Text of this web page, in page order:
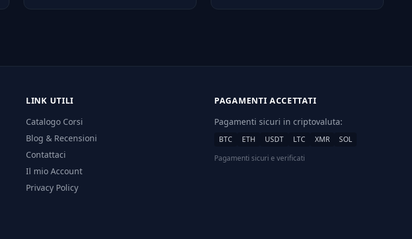
LINK UTILI
Catalogo Corsi
Blog & Recensioni
Contattaci
Il mio Account
Privacy Policy
PAGAMENTI ACCETTATI
Pagamenti sicuri in criptovaluta:
BTC ETH USDT LTC XMR
SOL
Pagamenti sicuri e verificati